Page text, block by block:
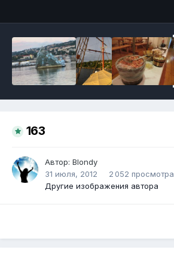
163
Автор: Blondy
31 июля, 2012
2 052 просмотра
Другие изображения автора